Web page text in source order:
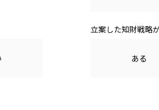
立案した知財戦略
ある